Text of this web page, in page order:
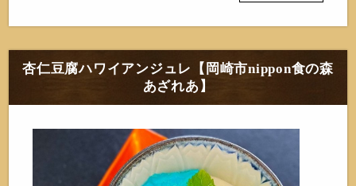
杏仁豆腐ハワイアンジュレ【岡崎市nippon食の森
あざれあ】